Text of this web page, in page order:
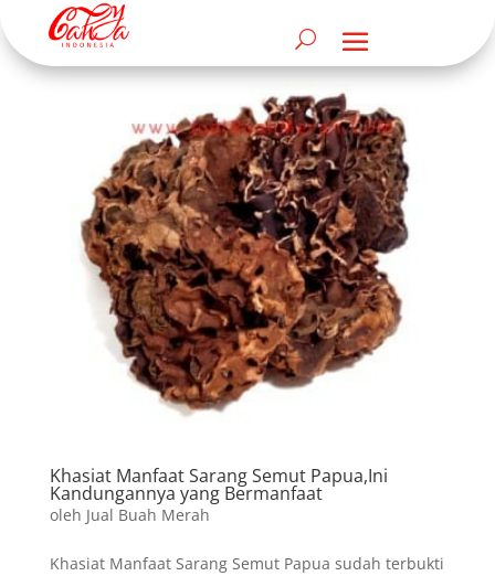
Khasiat Manfaat Sarang Semut Papua,Ini
Kandungannya yang Bermanfaat
oleh Jual Buah Merah
Khasiat Manfaat Sarang Semut Papua sudah terbukti